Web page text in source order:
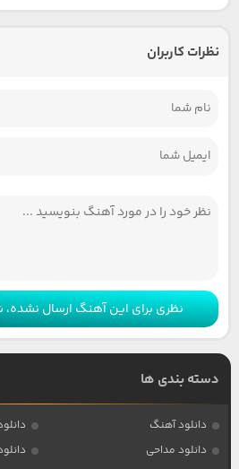
نظرات کاربران
نظری برای این آهنگ ارسال نشده،
دسته بندی ها
دانلود آهنگ
دانلود مداحی